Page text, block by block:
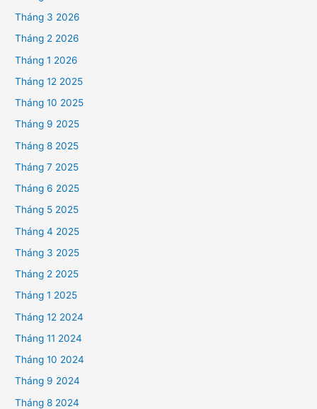
Tháng 3 2026
Tháng 2 2026
Tháng 1 2026
Tháng 12 2025
Tháng 10 2025
Tháng 9 2025
Tháng 8 2025
Tháng 7 2025
Tháng 6 2025
Tháng 5 2025
Tháng 4 2025
Tháng 3 2025
Tháng 2 2025
Tháng 1 2025
Tháng 12 2024
Tháng 11 2024
Tháng 10 2024
Tháng 9 2024
Tháng 8 2024